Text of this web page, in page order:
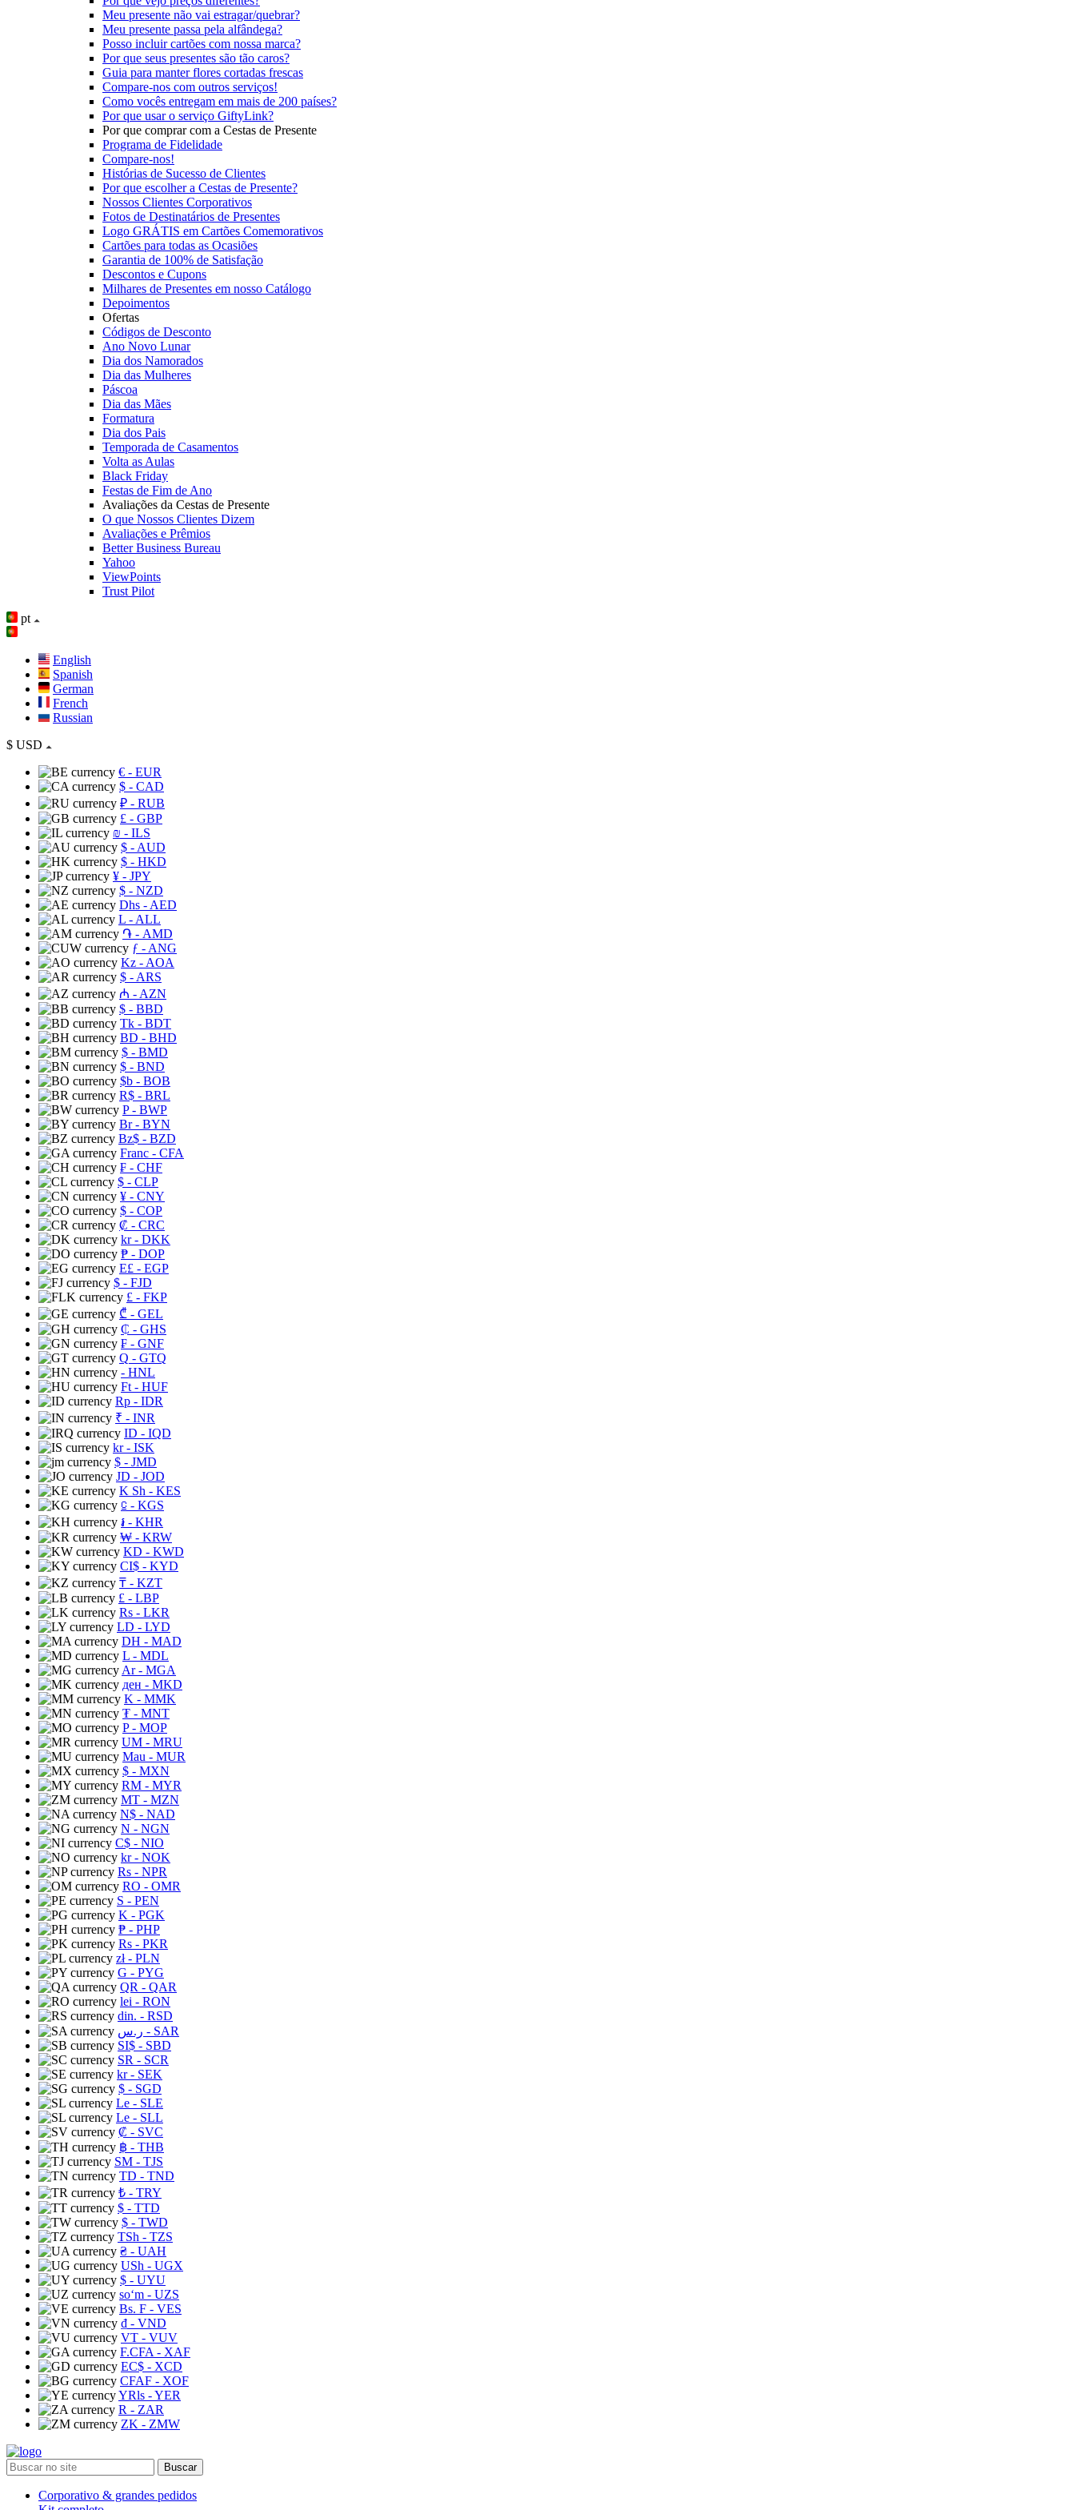
Meu presente não vai estragar/quebrar?
Meu presente passa pela alfândega?
Posso incluir cartões com nossa marca?
Por que seus presentes são tão caros?
Guia para manter flores cortadas frescas
Compare-nos com outros serviços!
Como vocês entregam em mais de 200 países?
Por que usar o serviço GiftyLink?
Por que comprar com a Cestas de Presente
Programa de Fidelidade
Compare-nos!
Histórias de Sucesso de Clientes
Por que escolher a Cestas de Presente?
Nossos Clientes Corporativos
Fotos de Destinatários de Presentes
Logo GRÁTIS em Cartões Comemorativos
Cartões para todas as Ocasiões
Garantia de 100% de Satisfação
Descontos e Cupons
Milhares de Presentes em nosso Catálogo
Depoimentos
Ofertas
Códigos de Desconto
Ano Novo Lunar
Dia dos Namorados
Dia das Mulheres
Páscoa
Dia das Mães
Formatura
Dia dos Pais
Temporada de Casamentos
Volta as Aulas
Black Friday
Festas de Fim de Ano
Avaliações da Cestas de Presente
O que Nossos Clientes Dizem
Avaliações e Prêmios
Better Business Bureau
Yahoo
ViewPoints
Trust Pilot
pt
English
Spanish
German
French
Russian
$ USD
€ - EUR
$ - CAD
₽ - RUB
£ - GBP
₪ - ILS
$ - AUD
$ - HKD
¥ - JPY
$ - NZD
Dhs - AED
L - ALL
֏ - AMD
ƒ - ANG
Kz - AOA
$ - ARS
₼ - AZN
$ - BBD
Tk - BDT
BD - BHD
$ - BMD
$ - BND
$b - BOB
R$ - BRL
P- BWP
Br- BYN
Bz$ - BZD
Franc - CFA
₣ - CHF
$ - CLP
¥ - CNY
$ - COP
₡ - CRC
kr- DKK
₱ - DOP
E£ - EGP
$ - FJD
£ - FKP
₾ - GEL
₵ - GHS
₣ - GNF
Q - GTQ
- HNL
Ft - HUF
Rp - IDR
₹ - INR
ID - IQD
kr- ISK
$ - JMD
JD - JOD
K Sh - KES
⃀ - KGS
៛ - KHR
₩ - KRW
KD - KWD
CI$ - KYD
₸ - KZT
£ - LBP
Rs - LKR
LD - LYD
DH - MAD
L - MDL
Ar- MGA
ден - MKD
K - MMK
₮ - MNT
P- MOP
UM - MRU
Mau - MUR
$ - MXN
RM - MYR
MT - MZN
N$ - NAD
N - NGN
C$ - NIO
kr- NOK
Rs - NPR
RO - OMR
S - PEN
K - PGK
₱ - PHP
Rs - PKR
zł- PLN
G - PYG
QR - QAR
lei - RON
din. - RSD
ر.س - SAR
SI$ - SBD
SR - SCR
kr- SEK
$ - SGD
Le - SLE
Le - SLL
₡ - SVC
฿ - THB
ЅМ - TJS
TD - TND
₺ - TRY
$ - TTD
$ - TWD
TSh - TZS
₴ - UAH
USh - UGX
$ - UYU
soʻm - UZS
Bs. F - VES
₫ - VND
VT - VUV
F.CFA - XAF
EC$ - XCD
CFAF - XOF
YRls - YER
R - ZAR
ZK - ZMW
Buscar
Corporativo & grandes pedidos